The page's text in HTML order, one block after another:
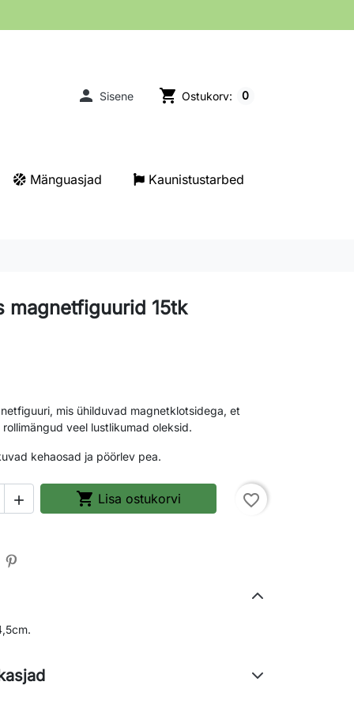
 Sisene shopping_cart Ostukorv: 0
Mänguasjad Kaunistustarbed
magnetfiguurid 15tk
mis ühilduvad magnetklotsidega, et
rollimängud veel lustlikumad oleksid.
kehaosad ja pöörlev pea.
  Lisa ostukorvi favorite_border